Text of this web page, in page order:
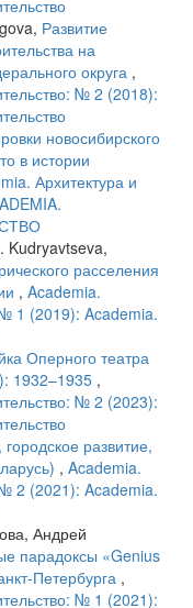
Развитие
на
округа ,
№ 2 (2018):
новосибирского
в истории
Архитектура и
Kudryavtseva,
расселения
, Academia.
№ 1 (2019): Academia.
Оперного театра
1932–1935 ,
№ 2 (2023):
развитие,
, Academia.
№ 2 (2021): Academia.
Андрей
парадоксы «Genius
Петербурга ,
№ 1 (2021):